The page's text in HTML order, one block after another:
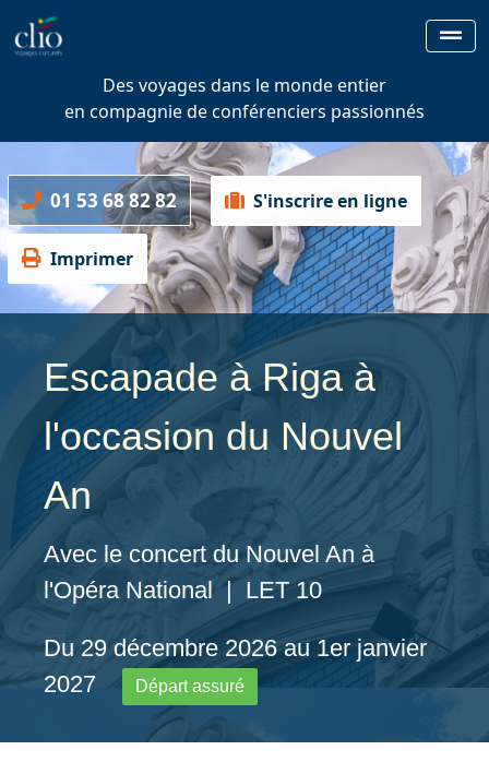
Des voyages dans le monde entier
en compagnie de conférenciers passionnés
01 53 68 82 82 S'inscrire en ligne
Imprimer
Escapade à Riga à
l'occasion du Nouvel
An
Avec le concert du Nouvel An à
l'Opéra National | LET 10
Du 29 décembre 2026 au 1er janvier
2027
Départ assuré